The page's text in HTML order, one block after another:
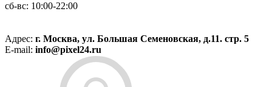
сб-вс: 10:00-22:00
Адрес: г. Москва, ул. Большая Семеновская, д.11. стр. 5
E-mail: info@pixel24.ru